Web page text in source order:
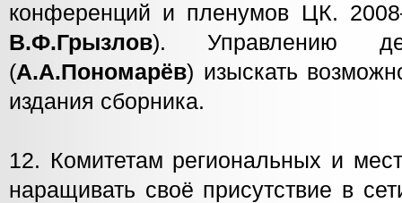
конференций и пленумов ЦК.
В.Ф.Грызлов). Управлению
(А.А.Пономарёв) изыскать
издания сборника.
12. Комитетам региональных и
наращивать своё присутствие в